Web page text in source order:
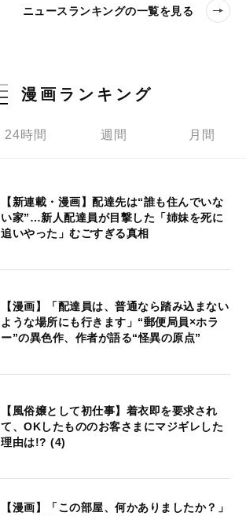
ニュースランキングの一覧を見る
漫画ランキング
24時間 週間 月間
【新連載・漫画】配達先は“誰も住んでいな
い家”…新人配達員が目撃した「姉妹を死に
追いやった」むごすぎる真相
【漫画】「配達員は、普通なら踏み込まない
ような場所にも行きます」“郵便局員×ホラ
ー”の異色作、作者が語る“怪異の原点”
【風俗嬢として初仕事】着衣即を要求され
て、OKしたもののお客さまにマジギレした
理由は!? (4)
【漫画】「この部屋、何かありましたか？」